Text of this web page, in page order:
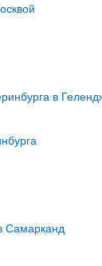
в
Самарканд